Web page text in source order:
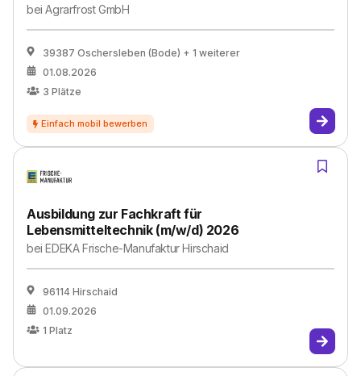
beiAgrarfrost GmbH
39387 Oschersleben (Bode) + 1 weiterer
01.08.2026
3 Plätze
Ausbildung zur Fachkraft für
Lebensmitteltechnik (m/w/d) 2026
beiEDEKA Frische-Manufaktur Hirschaid
96114 Hirschaid
01.09.2026
1 Platz